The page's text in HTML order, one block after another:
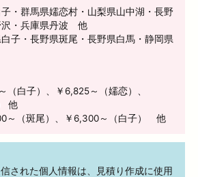
・群馬県嬬恋村・山梨県山中湖・長野
沢・兵庫県丹波 他
子・長野県斑尾・長野県白馬・静岡県
（白子）、￥6,825～（嬬恋）、
他
～（斑尾）、￥6,300～（白子） 他
された個人情報は、見積り作成に使用